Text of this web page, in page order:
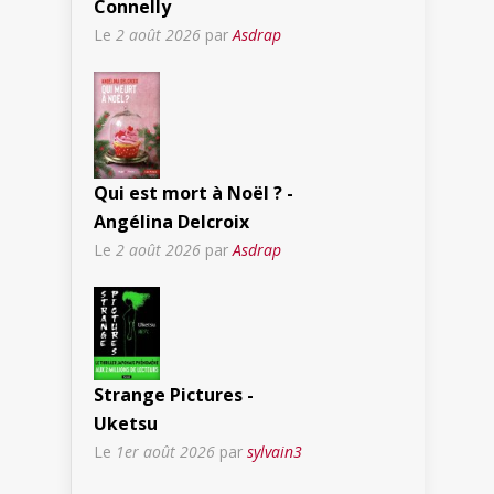
Connelly
Le 2 août 2026 parAsdrap
Qui est mort à Noël ? -
Angélina Delcroix
Le 2 août 2026 par Asdrap
Strange Pictures -
Uketsu
Le 1er août 2026 par sylvain3